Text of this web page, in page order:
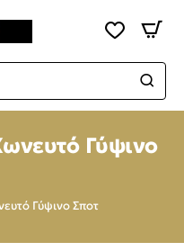
Γύψινο
Γύψινο Σποτ